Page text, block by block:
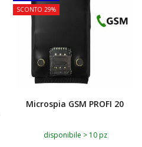
SCONTO 29%
Microspia GSM PROFI 20
disponibile > 10 pz